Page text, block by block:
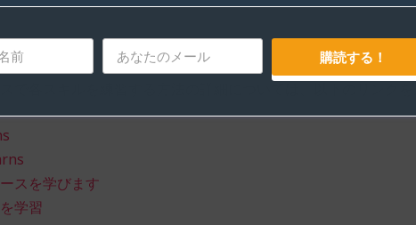
で各スキルを練習する方法の詳細については、以下のリンクを
スを学びます
学習
購読する！